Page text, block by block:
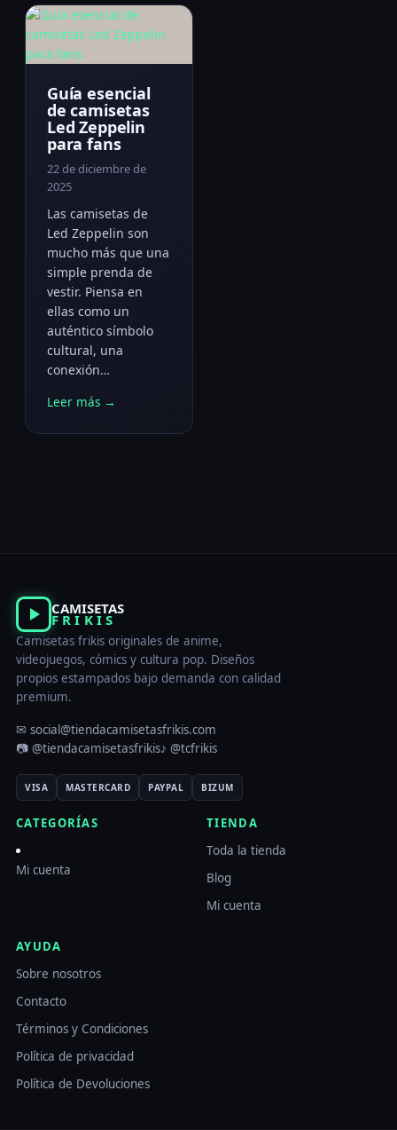
Guía esencial
de camisetas
Led Zeppelin
para fans
22 de diciembre de
2025
Las camisetas de
Led Zeppelin son
mucho más que una
simple prenda de
vestir. Piensa en
ellas como un
auténtico símbolo
cultural, una
conexión…
Leer más →
CAMISETAS
FRIKIS
Camisetas frikis originales de anime,
videojuegos, cómics y cultura pop. Diseños
propios estampados bajo demanda con calidad
premium.
✉ social@tiendacamisetasfrikis.com
📷 @tiendacamisetasfrikis♪ @tcfrikis
VISA MASTERCARD PAYPAL BIZUM
CATEGORÍAS
Mi cuenta
TIENDA
Toda la tienda
Blog
Mi cuenta
AYUDA
Sobre nosotros
Contacto
Términos y Condiciones
Política de privacidad
Política de Devoluciones